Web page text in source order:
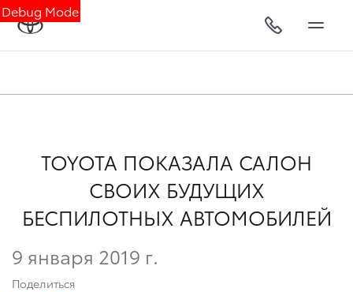
Debug Mode
TOYOTA ПОКАЗАЛА САЛОН
СВОИХ БУДУЩИХ
БЕСПИЛОТНЫХ АВТОМОБИЛЕЙ
9 января 2019 г.
Поделиться